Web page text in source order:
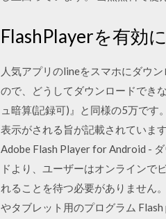
FlashPlayerを有効
人気アプリのlineをスマホにダウ
ので、どうしてダウンロードでき
ュ暗算(記録可)』と同様の5万で
表示がされる旨が記載されていま
Adobe Flash Player for Android -
ドより、ユーザーはオンラインで
れることを待つ必要がありません
やタブレット用のプログラム